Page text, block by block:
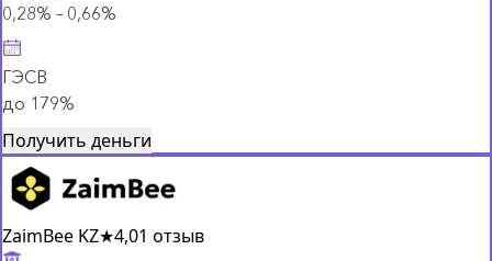
0,28% – 0,66%
ГЭСВ
до 179%
Получить деньги
ZaimBee KZ★4,01 отзыв